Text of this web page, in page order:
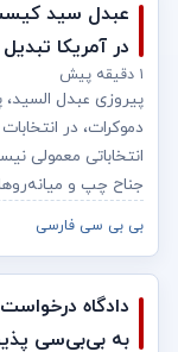
عبدل سید
در آمریکا
۱ دقیقه پیش
پیروزی عبدل
دموکرات، در
انتخاباتی معمولی
جناح چپ و
بی بی سی فارسی
دادگاه
به بی‌بی‌سی